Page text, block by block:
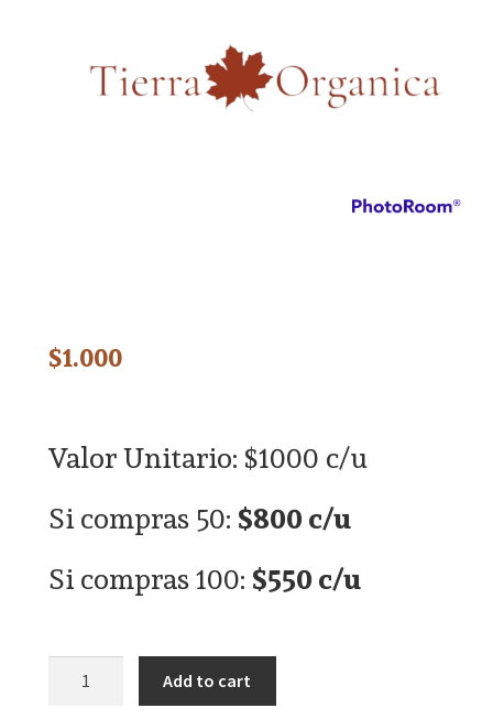
$1.000
Valor Unitario: $1000 c/u
Si compras 50:$800 c/u
Si compras 100:$550 c/u
Add to cart